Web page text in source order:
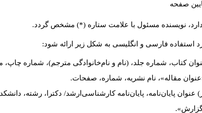
صفحه
نویسنده مسئول با علامت ستاره (*) مشخص گردد.
استفاده فارسی و انگلیسی به شکل زیر ارائه شود:
کتاب، شماره جلد، (نام و نام‌خانوادگی مترجم)، شماره چاپ،
مقاله»، نام نشریه، شماره، صفحات.
عنوان پایان‌نامه، پایان‌نامه کارشناسی‌ارشد/ دکترا، رشته،